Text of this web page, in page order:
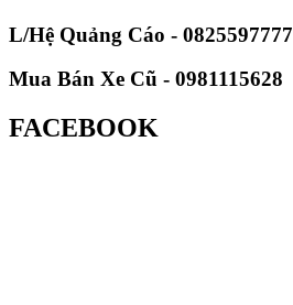
L/Hệ Quảng Cáo - 0825597777
Mua Bán Xe Cũ - 0981115628
FACEBOOK